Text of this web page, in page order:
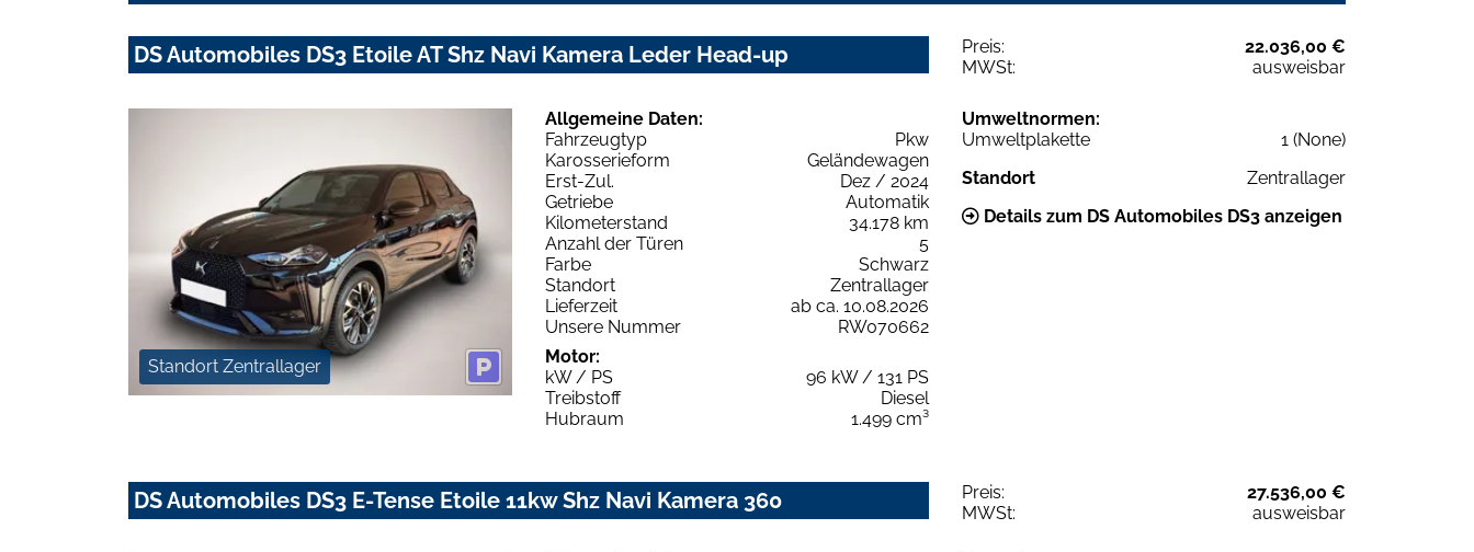
DS Automobiles DS3 Etoile AT Shz Navi Kamera Leder Head-up Preis:
22.036,00 €
MWSt:
ausweisbar
Standort Zentrallager
Allgemeine Daten:
Fahrzeugtyp
Pkw
Karosserieform
Geländewagen
Erst-Zul.
Dez / 2024
Getriebe
Automatik
Kilometerstand
34.178 km
Anzahl der Türen
5
Farbe
Schwarz
Standort
Zentrallager
Lieferzeit
ab ca. 10.08.2026
Unsere Nummer
RW070662
Motor:
kW / PS
96 kW / 131 PS
Treibstoff
Diesel
Hubraum
1.499 cm³
Umweltnormen:
Umweltplakette
1 (None)
Standort
Zentrallager
Details zum DS Automobiles DS3 anzeigen
DS Automobiles DS3 E-Tense Etoile 11kw Shz Navi Kamera 360 Preis:
27.536,00 €
MWSt:
ausweisbar